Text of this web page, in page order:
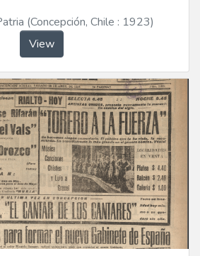
(Concepción, Chile : 1923)
View